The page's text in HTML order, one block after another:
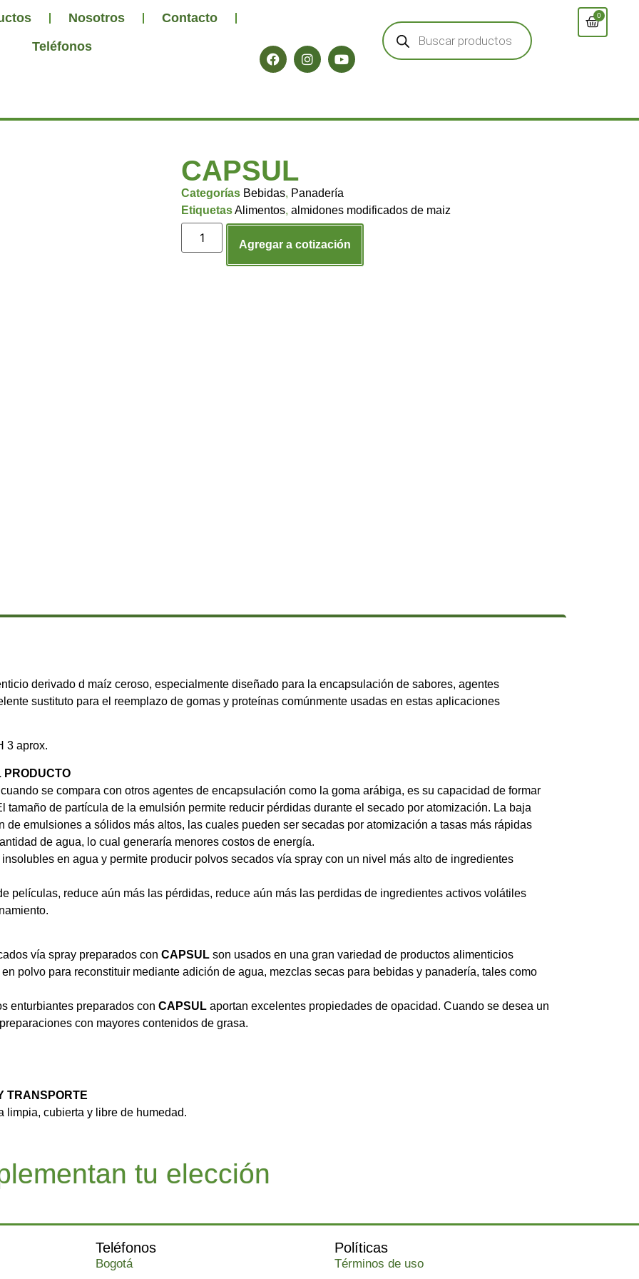
Nosotros
Contacto
Teléfonos
0
CAPSUL
Categorías Bebidas, Panadería
EtiquetasAlimentos, almidones modificados de maiz
Agregar a cotización
derivado d maíz ceroso, especialmente diseñado para la encapsulación de sabores, agentes
sustituto para el reemplazo de gomas y proteínas comúnmente usadas en estas aplicaciones
3 aprox.
PRODUCTO
cuando se compara con otros agentes de encapsulación como la goma arábiga, es su capacidad de formar
tamaño de partícula de la emulsión permite reducir pérdidas durante el secado por atomización. La baja
de emulsiones a sólidos más altos, las cuales pueden ser secadas por atomización a tasas más rápidas
de agua, lo cual generaría menores costos de energía.
en agua y permite producir polvos secados vía spray con un nivel más alto de ingredientes
películas, reduce aún más las pérdidas, reduce aún más las perdidas de ingredientes activos volátiles
vía spray preparados con CAPSUL son usados en una gran variedad de productos alimenticios
polvo para reconstituir mediante adición de agua, mezclas secas para bebidas y panadería, tales como
enturbiantes preparados con CAPSUL aportan excelentes propiedades de opacidad. Cuando se desea un
con mayores contenidos de grasa.
TRANSPORTE
limpia, cubierta y libre de humedad.
tu elección
Teléfonos
Bogotá
Políticas
Términos de uso